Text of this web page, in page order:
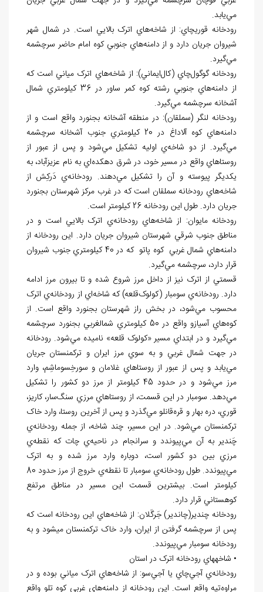
مييابد.
رودخانه قوري‏چاي: از شاخههاي اترک بالايي است. در شمال شهر
شيروان جريان دارد و از دامنههاي جنوبي کوه امام حاضر سرچشمه
ميگيرد.
رودخانه گوگولچاي (کالايماني): از شاخههاي اترک مياني است كه
از دامنه
هاي جنوبي رشته کوه کمر ساور در 36 کيلومتري شمال
آشخانه سرچشمه ميگيرد.
رودخانه لنگر (سملقان): در منطقه آشخانه بجنورد واقع است و از
دامنه
هاي کوه آلاداغ در 20 کيلومتري جنوب آشخانه سرچشمه
ميگيرد. از دو شاخهي اوليه تشکيل ميشود و پس از عبور از
روستاهاي واقع در مسير خود، در شرق دهکدهاي به نام عزيزآباد، به
يکديگر پيوسته و آن را تشکيل ميدهند. رودخانهي دَرکِش از
شاخههاي رودخانه سملقان است که در غرب مرکز شهرستان بجنورد
جريان دارد. طول اين رودخانه 26 کيلومتر است.
رودخانه مايوان: از شاخههاي رودخانهي اترک بالايي است و در
مناطق جنوب شرقي شهرستان شيروان جريان دارد. اين رودخانه از
دامنه
هاي شمال غربي کوه پاتو كه در 40 کيلومتري جنوب شيروان
قرار دارد، سرچشمه ميگيرد.
قسمتي از اترک نيز از داخل مرز شروع شده و تا بيرون مرز ادامه
دارد. رودخانهي سومبار (کولوکقلعه) که شاخهاي از رودخانهي اترک
محسوب ميشود، در بخش راز شهرستان بجنورد واقع است. از
کوه
هاي آسيازو واقع در 50 کيلومتري شمال‏غربي بجنورد سرچشمه
ميگيرد و در ابتداي مسير «کولوک قلعه» ناميده ميشود. رودخانه
در جهت شمال غربي و به سوي مرز ايران و ترکمنستان جريان
مييابد و پس از عبور از روستاهاي غلامان و سورخِسوماشِم، وارد
مرز مي
شود و در حدود 45 کيلومتر از مرز دو کشور را تشکيل
ميدهد. سومبار در اين قسمت، از روستاهاي مرزي سنگسار، کاريز،
قوري، دره بهار و قرهقانلو ميگذرد و پس از آخرين روستا، وارد خاک
ترکمنستان ميشود. در اين مسير، چند شاخه، از جمله رودخانهي
چَندير به آن ميپيوندد و سرانجام در ناحيهي چات که نقطهي
مرزي بين دو کشور است، دوباره وارد مرز شده و به اترک
ميپيوندد. طول رودخانهي سومبار تا نقطه
ي خروج از مرز حدود 80
کيلومتر است. بيشترين قسمت اين مسير در مناطق مرتفع
کوهستاني قرار دارد.
رودخانه چندير(چاندير) جَرگَلان: از شاخههاي اين رودخانه است که
پس از سرچشمه گرفتن از ايران، وارد خاک ترکمنستان مي‏شود و به
رودخانه سومبار ميپيوندد.
• شاخه‏هاي رودخانه اترک در استان
رودخانهي آجيچاي يا آجيسو: از شاخههاي اترک مياني بوده و در
مراوهتپه واقع است. اين رودخانه از دامنههاي غربي کوه تلو واقع